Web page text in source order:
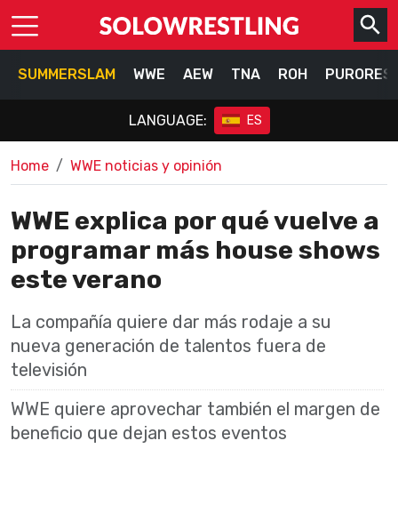
SUMMERSLAM WWE AEW TNA ROH
LANGUAGE: ES
Home WWE noticias y opinión
WWE explica por qué vuelve a
programar más house shows
este verano
La compañía quiere dar más rodaje a su
nueva generación de talentos fuera de
televisión
WWE quiere aprovechar también el margen de
beneficio que dejan estos eventos